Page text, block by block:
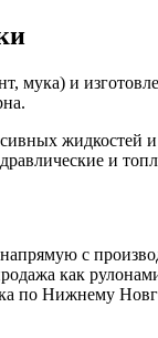
мука) и
и
с
как
по Нижнему